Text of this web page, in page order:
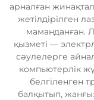
арналған
жетілдірілген
маманданған.
қызметі —
сәулелерге
компьютерлік
белгіленген
балқытып,